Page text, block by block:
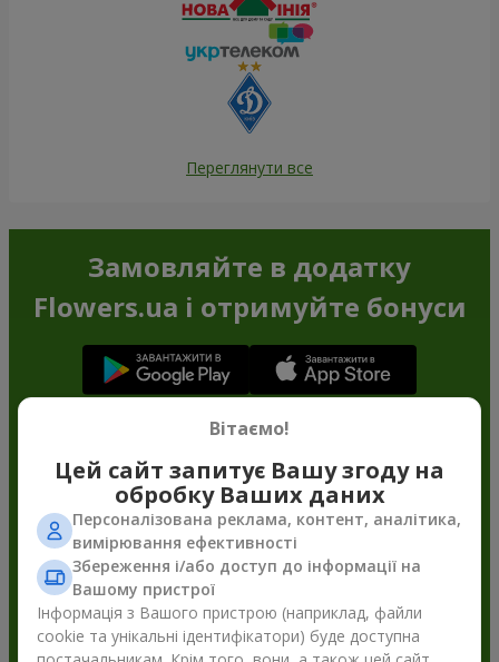
Переглянути все
Замовляйте в додатку
Flowers.ua і отримуйте бонуси
Вітаємо!
Цей сайт запитує Вашу згоду на
обробку Ваших даних
Персоналізована реклама, контент, аналітика,
вимірювання ефективності
Збереження і/або доступ до інформації на
Вашому пристрої
Інформація з Вашого пристрою (наприклад, файли
cookie та унікальні ідентифікатори) буде доступна